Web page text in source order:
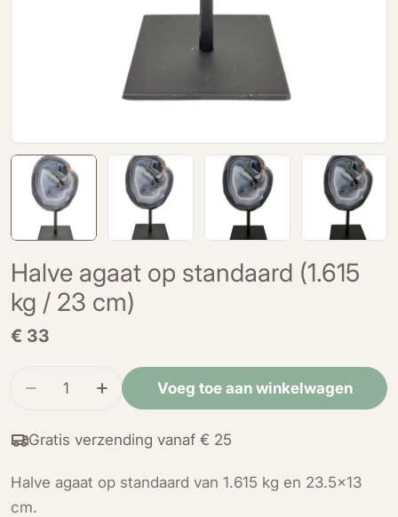
Halve agaat op standaard (1.615
kg / 23 cm)
Normale
€ 33
Hoeveelheid
Verminder de hoeveelheid voor Halve agaat op
Verhoog de hoeveelheid voor Halve
Voeg toe aan winkelwagen
Gratis verzending vanaf € 25
Halve agaat op standaard van 1.615 kg en 23.5x13
cm.